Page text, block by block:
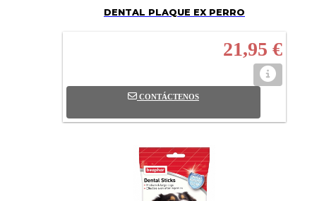
DENTAL PLAQUE EX PERRO
21,95 €
CONTÁCTENOS